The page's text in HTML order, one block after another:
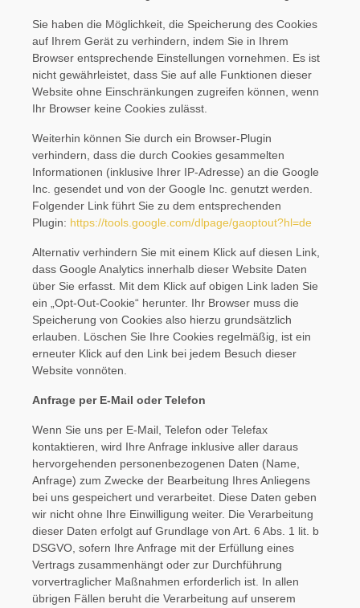
Sie haben die Möglichkeit, die Speicherung des Cookies
auf Ihrem Gerät zu verhindern, indem Sie in Ihrem
Browser entsprechende Einstellungen vornehmen. Es ist
nicht gewährleistet, dass Sie auf alle Funktionen dieser
Website ohne Einschränkungen zugreifen können, wenn
Ihr Browser keine Cookies zulässt.
Weiterhin können Sie durch ein Browser-Plugin
verhindern, dass die durch Cookies gesammelten
Informationen (inklusive Ihrer IP-Adresse) an die Google
Inc. gesendet und von der Google Inc. genutzt werden.
Folgender Link führt Sie zu dem entsprechenden
Plugin: https://tools.google.com/dlpage/gaoptout?hl=de
Alternativ verhindern Sie mit einem Klick auf diesen Link,
dass Google Analytics innerhalb dieser Website Daten
über Sie erfasst. Mit dem Klick auf obigen Link laden Sie
ein „Opt-Out-Cookie“ herunter. Ihr Browser muss die
Speicherung von Cookies also hierzu grundsätzlich
erlauben. Löschen Sie Ihre Cookies regelmäßig, ist ein
erneuter Klick auf den Link bei jedem Besuch dieser
Website vonnöten.
Anfrage per E-Mail oder Telefon
Wenn Sie uns per E-Mail, Telefon oder Telefax
kontaktieren, wird Ihre Anfrage inklusive aller daraus
hervorgehenden personenbezogenen Daten (Name,
Anfrage) zum Zwecke der Bearbeitung Ihres Anliegens
bei uns gespeichert und verarbeitet. Diese Daten geben
wir nicht ohne Ihre Einwilligung weiter. Die Verarbeitung
dieser Daten erfolgt auf Grundlage von Art. 6 Abs. 1 lit. b
DSGVO, sofern Ihre Anfrage mit der Erfüllung eines
Vertrags zusammenhängt oder zur Durchführung
vorvertraglicher Maßnahmen erforderlich ist. In allen
übrigen Fällen beruht die Verarbeitung auf unserem